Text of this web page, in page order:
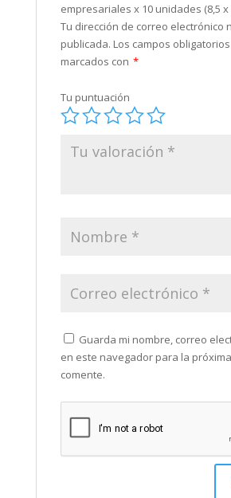
empresariales x 10 unidades (8,5 x
Tu dirección de correo electrónico
publicada. Los campos
marcados con *
Tu puntuación
Guarda mi nombre, correo
en este navegador para la
comente.